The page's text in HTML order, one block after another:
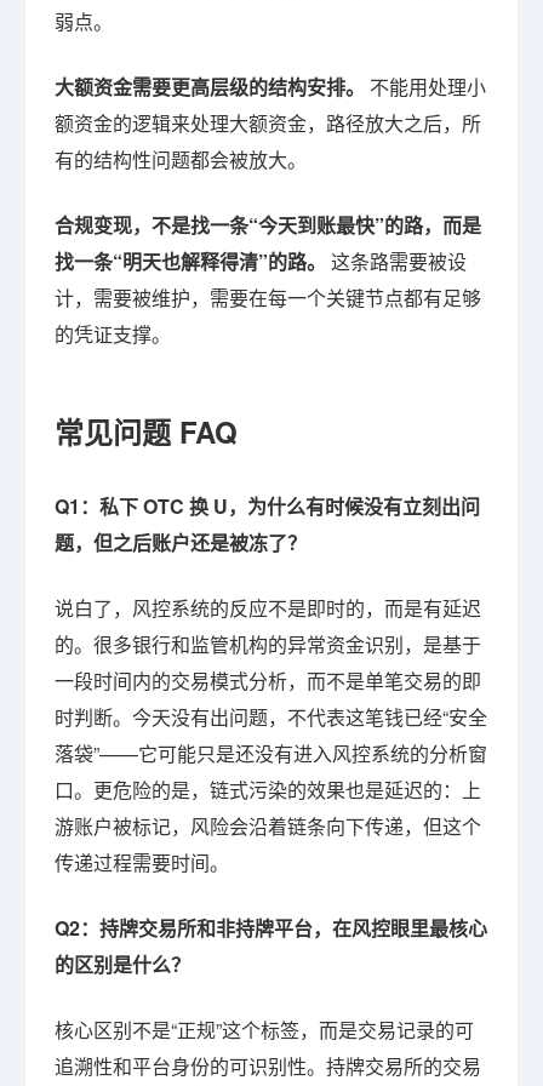
弱点。
大额资金需要更高层级的结构安排。
不能用处理小
额资金的逻辑来处理大额资金，路径放大之后，所
有的结构性问题都会被放大。
合规变现，不是找一条“今天到账最快”的路，而是
找一条“明天也解释得清”的路。 这条路需要被设
计，需要被维护，需要在每一个关键节点都有足够
的凭证支撑。
常见问题 FAQ
Q1：私下 OTC 换 U，为什么有时候没有立刻出问
题，但之后账户还是被冻了？
说白了，风控系统的反应不是即时的，而是有延迟
的。很多银行和监管机构的异常资金识别，是基于
一段时间内的交易模式分析，而不是单笔交易的即
时判断。今天没有出问题，不代表这笔钱已经“安全
落袋”——它可能只是还没有进入风控系统的分析窗
口。更危险的是，链式污染的效果也是延迟的：上
游账户被标记，风险会沿着链条向下传递，但这个
传递过程需要时间。
Q2：持牌交易所和非持牌平台，在风控眼里最核心
的区别是什么？
核心区别不是“正规”这个标签，而是交易记录的可
追溯性和平台身份的可识别性。持牌交易所的交易